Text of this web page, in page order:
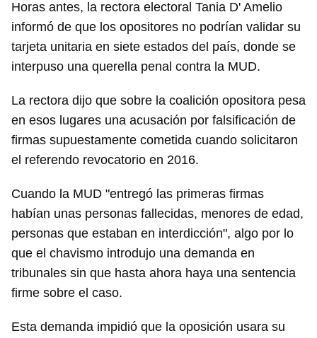
Horas antes, la rectora electoral Tania D' Amelio
informó de que los opositores no podrían validar su
tarjeta unitaria en siete estados del país, donde se
interpuso una querella penal contra la MUD.
La rectora dijo que sobre la coalición opositora pesa
en esos lugares una acusación por falsificación de
firmas supuestamente cometida cuando solicitaron
el referendo revocatorio en 2016.
Cuando la MUD "entregó las primeras firmas
habían unas personas fallecidas, menores de edad,
personas que estaban en interdicción", algo por lo
que el chavismo introdujo una demanda en
tribunales sin que hasta ahora haya una sentencia
firme sobre el caso.
Esta demanda impidió que la oposición usara su